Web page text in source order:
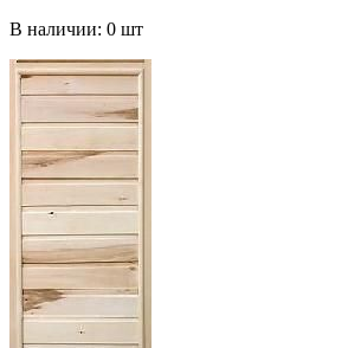
В наличии: 0 шт